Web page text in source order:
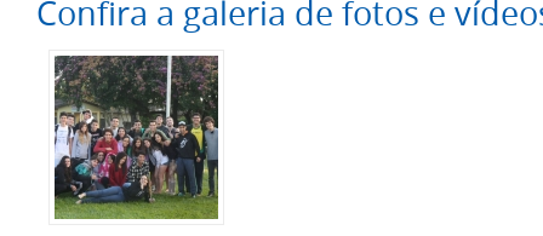
Confira a galeria de fotos e